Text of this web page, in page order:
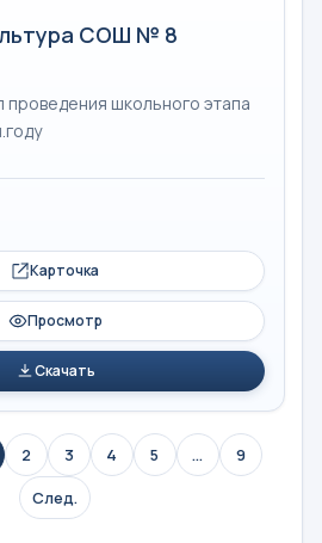
СОШ № 8
проведения школьного этапа
Карточка
Просмотр
Скачать
2 3 4 5 ...
9
След.